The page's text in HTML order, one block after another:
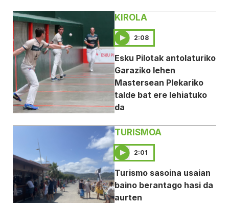
KIROLA
2:08
Esku Pilotak antolaturiko
Garaziko lehen
Mastersean Plekariko
talde bat ere lehiatuko
da
TURISMOA
2:01
Turismo sasoina usaian
baino berantago hasi da
aurten